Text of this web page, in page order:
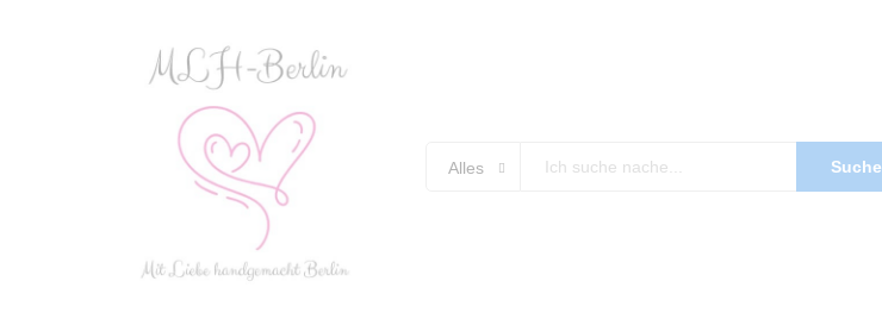
Alles Suche